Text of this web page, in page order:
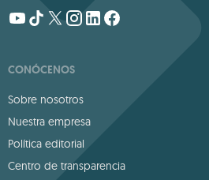
CONÓCENOS
Sobre nosotros
Nuestra empresa
Política editorial
Centro de transparencia